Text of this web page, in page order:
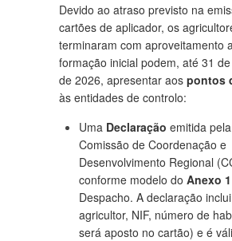
Devido ao atraso previsto na
cartões de aplicador, os
terminaram com aproveitamento
formação inicial podem, até 31
de 2026, apresentar aos pontos
às entidades de controlo:
Uma Declaração emitida
Comissão de Coordenação e
Desenvolvimento Regional
conforme modelo do Anexo 1
Despacho. A declaração
agricultor, NIF, número de
será aposto no cartão) e é